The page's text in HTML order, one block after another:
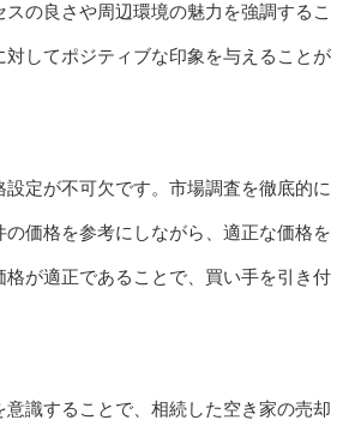
の良さや周辺環境の魅力を強調するこ
対してポジティブな印象を与えることが
定が不可欠です。市場調査を徹底的に
価格を参考にしながら、適正な価格を
格が適正であることで、買い手を引き付
意識することで、相続した空き家の売却